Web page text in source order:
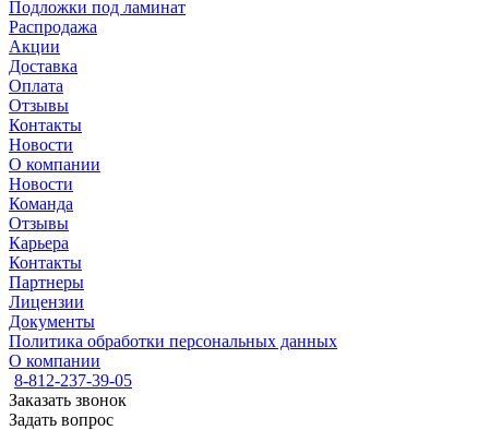
Подложки под ламинат
Распродажа
Акции
Доставка
Оплата
Отзывы
Контакты
Новости
О компании
Новости
Команда
Отзывы
Карьера
Контакты
Партнеры
Лицензии
Документы
Политика обработки персональных данных
О компании
8-812-237-39-05
Заказать звонок
Задать вопрос